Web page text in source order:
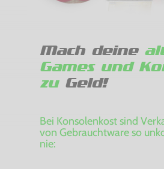
Mach deine
Games und
zuGeld!
Bei Konsolenkost sind
von Gebrauchtware so
nie: